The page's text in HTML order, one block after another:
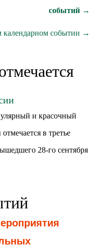
событий →
календарном событии →
и красочный
в третье
28-го сентября